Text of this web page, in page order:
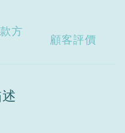
方
顧客評價